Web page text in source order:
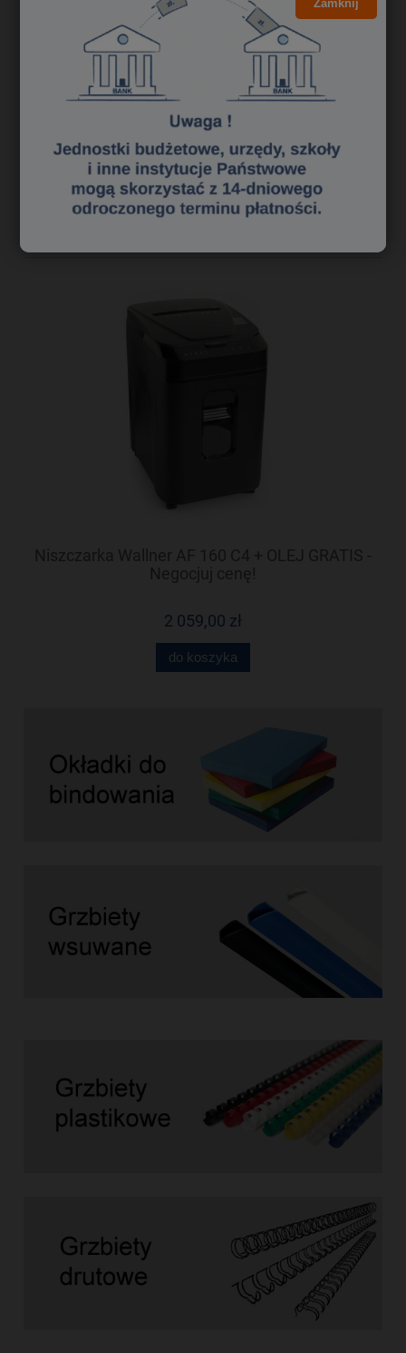
4,28 zł
do koszyka
« 1 2 3 »
Niszczarka Wallner AF 160 C4 + OLEJ GRATIS -
Negocjuj cenę!
2 059,00 zł
do koszyka
Zamknij